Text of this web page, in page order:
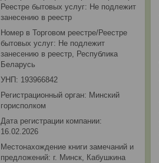
Реестре бытовых услуг: Не подлежит
занесению в реестр
Номер в Торговом реестре/Реестре
бытовых услуг: Не подлежит
занесению в реестр, Республика
Беларусь
УНП: 193966842
Регистрационный орган: Минский
горисполком
Дата регистрации компании:
16.02.2026
Местонахождение книги замечаний и
предложений: г. Минск, Кабушкина